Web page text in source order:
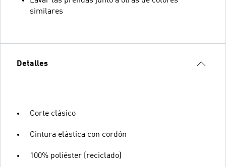
similares
Detalles
Corte clásico
Cintura elástica con cordón
100% poliéster (reciclado)